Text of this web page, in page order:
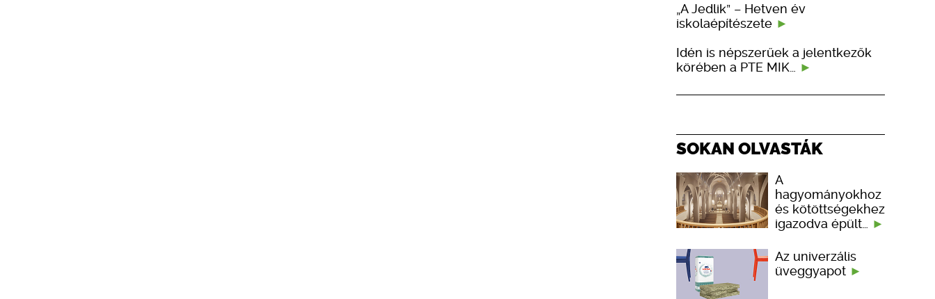
„A Jedlik” – Hetven év
iskolaépítészete
Idén is népszerűek a jelentkezők
körében a PTE MIK…
SOKAN OLVASTÁK
A
hagyományokhoz
és kötöttségekhez
igazodva épült…
Az univerzális
üveggyapot